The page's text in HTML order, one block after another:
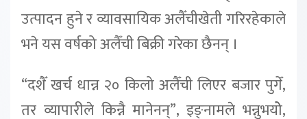
उत्पादन हुने र व्यावसायिक अलैँचीखेती गरिरहेकाले
भने यस वर्षको अलैँची बिक्री गरेका छैनन् ।
“दशैँ खर्च धान्न २० किलो अलैँची लिएर बजार पुगेँ,
तर व्यापारीले किन्नै मानेनन्”, इङ्नामले भन्नुभयोे,